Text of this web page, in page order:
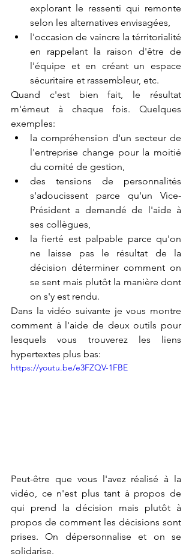
explorant le ressenti qui remonte
selon les alternatives envisagées,
l'occasion de vaincre la térritorialité
en rappelant la raison d'être de
l'équipe et en créant un espace
sécuritaire et rassembleur, etc.
Quand c'est bien fait, le résultat
m'émeut à chaque fois. Quelques
exemples:
la compréhension d'un secteur de
l'entreprise change pour la moitié
du comité de gestion,
des tensions de personnalités
s'adoucissent parce qu'un Vice-
Président a demandé de l'aide à
ses collègues,
la fierté est palpable parce qu'on
ne laisse pas le résultat de la
décision déterminer comment on
se sent mais plutôt la manière dont
on s'y est rendu.
Dans la vidéo suivante je vous montre
comment à l'aide de deux outils pour
lesquels vous trouverez les liens
hypertextes plus bas:
https://youtu.be/e3FZQV-1FBE
Peut-être que vous l'avez réalisé à la
vidéo, ce n'est plus tant à propos de
qui prend la décision mais plutôt à
propos de comment les décisions sont
prises. On dépersonnalise et on se
solidarise.